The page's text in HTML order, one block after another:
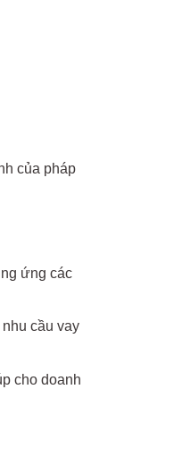
của pháp
ứng các
cầu vay
cho doanh